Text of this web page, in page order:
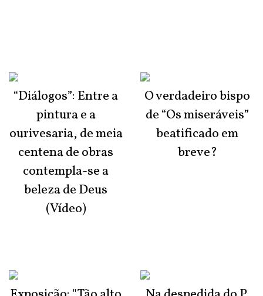
“Diálogos”: Entre a
pintura e a
ourivesaria, de meia
centena de obras
contempla-se a
beleza de Deus
(Vídeo)
O verdadeiro bispo
de “Os miseráveis”
beatificado em
breve?